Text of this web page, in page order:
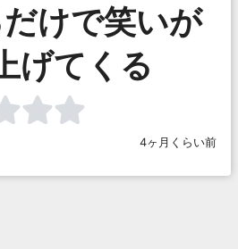
けで笑いが
げてくる
4ヶ月くらい前